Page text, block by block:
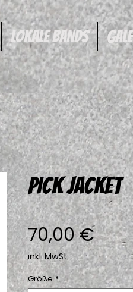
Lokale Bands
PICK JACKET
70,00 €
inkl. MwSt.
Größe *